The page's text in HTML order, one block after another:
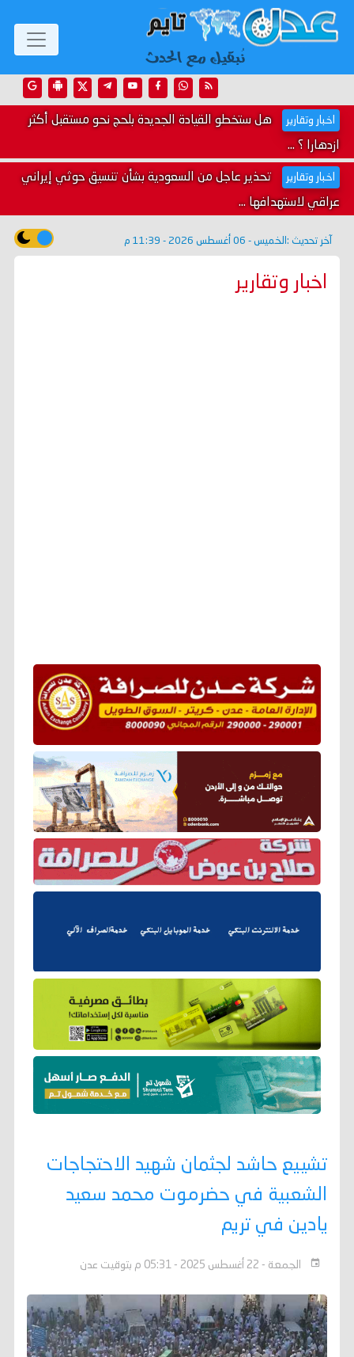
اخبار وتقارير هل ستخطو القيادة الجديدة بلحج نحو مستقبل أكثر
ازدهارا ؟ ...
اخبار وتقارير تحذير عاجل من السعودية بشأن تنسيق حوثي إيراني
عراقي لاستهدافها ...
آخر تحديث : الخميس - 06 أغسطس 2026 - 11:39 م
اخبار وتقارير
تشييع حاشد لجثمان شهيد الاحتجاجات
الشعبية في حضرموت محمد سعيد
يادين في تريم
الجمعة - 22 أغسطس 2025 - 05:31 م بتوقيت عدن